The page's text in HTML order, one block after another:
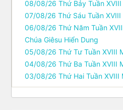
08/08/26 Thứ Bảy Tuần
07/08/26 Thứ Sáu Tuần
06/08/26 Thứ Năm Tuần
Chúa Giêsu Hiển Dung
05/08/26 Thứ Tư Tuần XVIII
04/08/26 Thứ Ba Tuần XVIII
03/08/26 Thứ Hai Tuần XVIII